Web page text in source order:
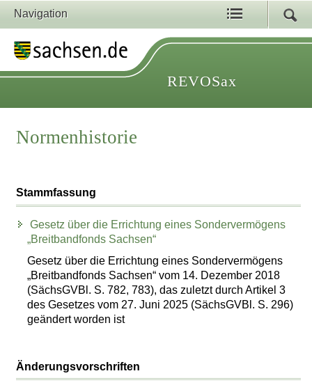
Navigation
REVOSax
Normenhistorie
Stammfassung
Gesetz über die Errichtung eines Sondervermögens
„Breitbandfonds Sachsen“
Gesetz über die Errichtung eines Sondervermögens
„Breitbandfonds Sachsen“ vom 14. Dezember 2018
(SächsGVBl. S. 782, 783), das zuletzt durch Artikel 3
des Gesetzes vom 27. Juni 2025 (SächsGVBl. S. 296)
geändert worden ist
Änderungsvorschriften